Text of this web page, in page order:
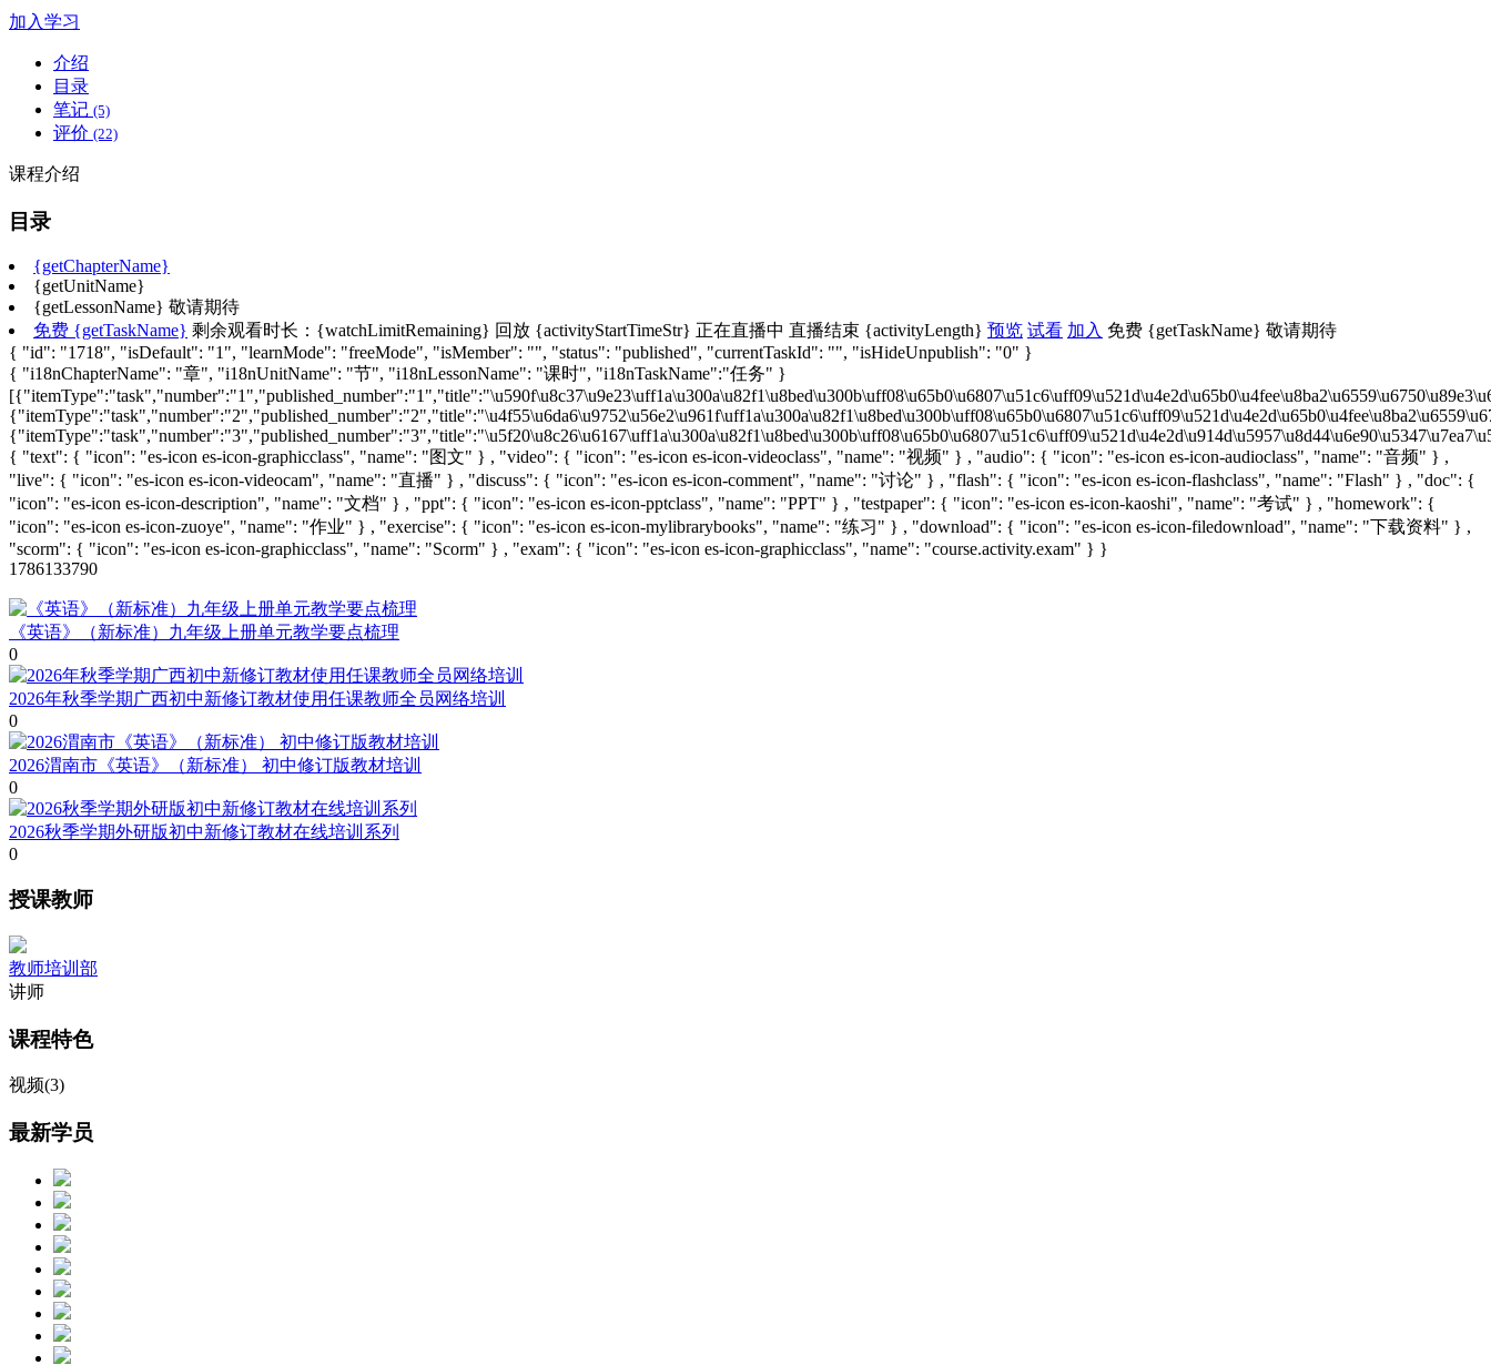
加入学习
介绍
目录
笔记 (5)
评价 (22)
课程介绍
目录
{getChapterName}
{getUnitName}
{getLessonName} 敬请期待
免费 {getTaskName} 剩余观看时长：{watchLimitRemaining} 回放 {activityStartTimeStr} 正在直播中 直播结束 {activityLength} 预览 试看 加入 免费 {getTaskName} 敬请期待
{ "id": "1718", "isDefault": "1", "learnMode": "freeMode", "isMember": "", "status": "published", "currentTaskId": "", "isHideUnpublish": "0" }
{ "i18nChapterName": "章", "i18nUnitName": "节", "i18nLessonName": "课时", "i18nTaskName":"任务" }
{ "text": { "icon": "es-icon es-icon-graphicclass", "name": "图文" } , "video": { "icon": "es-icon es-icon-videoclass", "name": "视频" } , "audio": { "icon": "es-icon es-icon-audioclass", "name": "音频" } ,
"live": { "icon": "es-icon es-icon-videocam", "name": "直播" } , "discuss": { "icon": "es-icon es-icon-comment", "name": "讨论" } , "flash": { "icon": "es-icon es-icon-flashclass", "name": "Flash" } , "doc": {
"icon": "es-icon es-icon-description", "name": "文档" } , "ppt": { "icon": "es-icon es-icon-pptclass", "name": "PPT" } , "testpaper": { "icon": "es-icon es-icon-kaoshi", "name": "考试" } , "homework": {
"icon": "es-icon es-icon-zuoye", "name": "作业" } , "exercise": { "icon": "es-icon es-icon-mylibrarybooks", "name": "练习" } , "download": { "icon": "es-icon es-icon-filedownload", "name": "下载资料" } ,
"scorm": { "icon": "es-icon es-icon-graphicclass", "name": "Scorm" } , "exam": { "icon": "es-icon es-icon-graphicclass", "name": "course.activity.exam" } }
1786133790
《英语》（新标准）九年级上册单元教学要点梳理
0
2026年秋季学期广西初中新修订教材使用任课教师全员网络培训
0
2026渭南市《英语》（新标准） 初中修订版教材培训
0
2026秋季学期外研版初中新修订教材在线培训系列
0
授课教师
教师培训部
讲师
课程特色
视频(3)
最新学员